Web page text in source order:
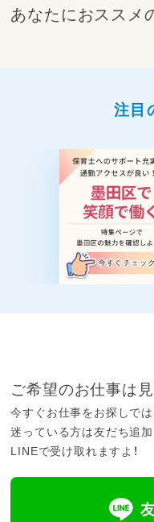
あなたにおススメ
注目
ご希望のお仕事は
今すぐお仕事をお探しで
迷っている方は友だち追
LINEで受け取れますよ！